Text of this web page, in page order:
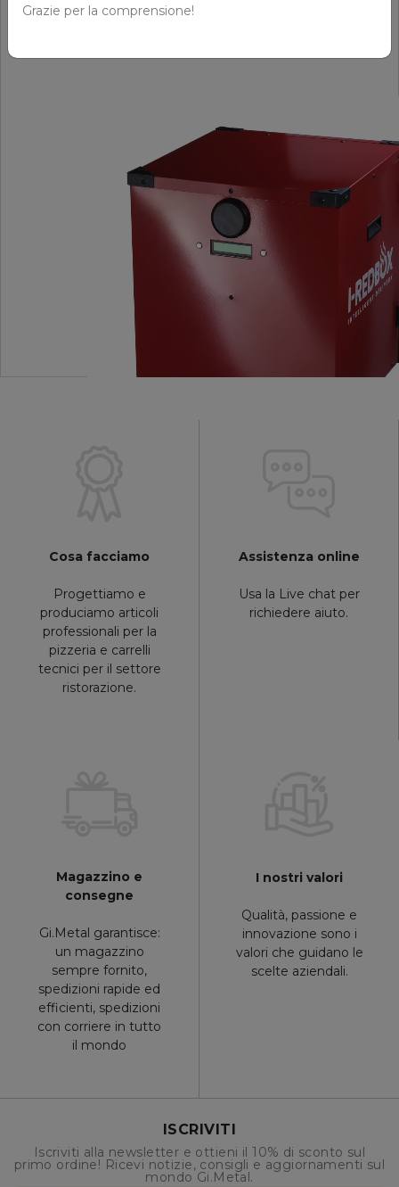
SCOPRI DI PIÙ
Cosa facciamo
Progettiamo e
produciamo articoli
professionali per la
pizzeria e carrelli
tecnici per il settore
ristorazione.
Assistenza online
Usa la Live chat per
richiedere aiuto.
Magazzino e
consegne
Gi.Metal garantisce:
un magazzino
sempre fornito,
spedizioni rapide ed
efficienti, spedizioni
con corriere in tutto
il mondo
I nostri valori
Qualità, passione e
innovazione sono i
valori che guidano le
scelte aziendali.
ISCRIVITI
Iscriviti alla newsletter e ottieni il 10% di sconto sul
primo ordine! Ricevi notizie, consigli e aggiornamenti sul
mondo Gi.Metal.
Grazie per la comprensione!